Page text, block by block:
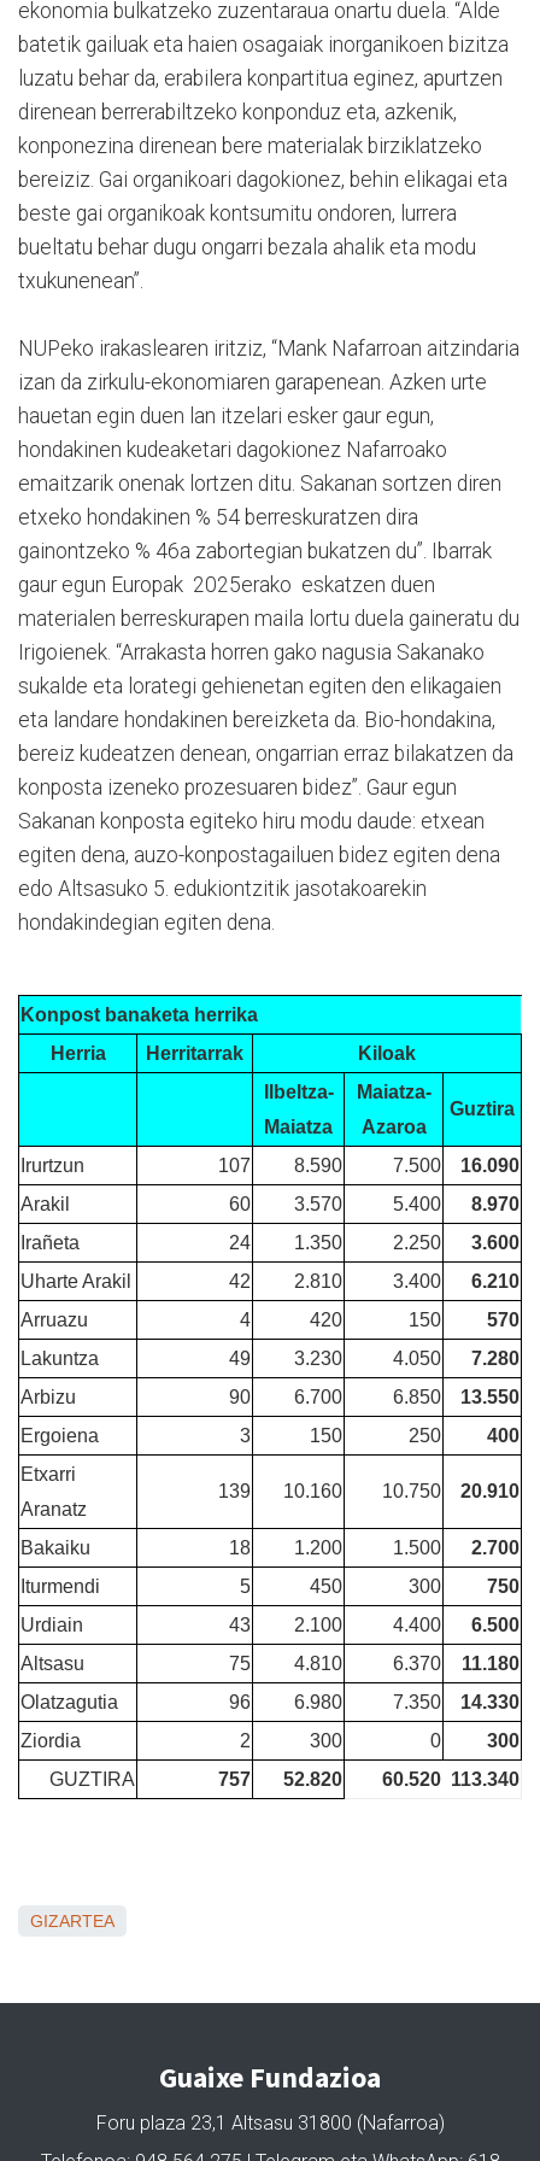
ekonomia bulkatzeko zuzentaraua onartu duela. “Alde
batetik gailuak eta haien osagaiak inorganikoen bizitza
luzatu behar da, erabilera konpartitua eginez, apurtzen
direnean berrerabiltzeko konponduz eta, azkenik,
konponezina direnean bere materialak birziklatzeko
bereiziz. Gai organikoari dagokionez, behin elikagai eta
beste gai organikoak kontsumitu ondoren, lurrera
bueltatu behar dugu ongarri bezala ahalik eta modu
txukunenean”.
NUPeko irakaslearen iritziz, “Mank Nafarroan aitzindaria
izan da zirkulu-ekonomiaren garapenean. Azken urte
hauetan egin duen lan itzelari esker gaur egun,
hondakinen kudeaketari dagokionez Nafarroako
emaitzarik onenak lortzen ditu. Sakanan sortzen diren
etxeko hondakinen % 54 berreskuratzen dira
gainontzeko % 46a zabortegian bukatzen du”. Ibarrak
gaur egun Europak 2025erako eskatzen duen
materialen berreskurapen maila lortu duela gaineratu du
Irigoienek. “Arrakasta horren gako nagusia Sakanako
sukalde eta lorategi gehienetan egiten den elikagaien
eta landare hondakinen bereizketa da. Bio-hondakina,
bereiz kudeatzen denean, ongarrian erraz bilakatzen da
konposta izeneko prozesuaren bidez”. Gaur egun
Sakanan konposta egiteko hiru modu daude: etxean
egiten dena, auzo-konpostagailuen bidez egiten dena
edo Altsasuko 5. edukiontzitik jasotakoarekin
hondakindegian egiten dena.
Konpost banaketa herrika
Herria
Herritarrak
Kiloak
Ilbeltza-
Maiatza
Maiatza-
Azaroa
Guztira
Irurtzun 107 8.590 7.500
16.090
Arakil
60 3.570 5.400
8.970
Irañeta
24 1.350 2.250
3.600
Uharte Arakil
42 2.810 3.400
6.210
Arruazu
4 420 150
570
Lakuntza
49 3.230 4.050
7.280
Arbizu
90 6.700 6.850
13.550
Ergoiena
3 150 250
400
Etxarri
Aranatz
139 10.160 10.750 20.910
Bakaiku 18 1.200 1.500
2.700
Iturmendi
5 450 300
750
Urdiain
43 2.100 4.400
6.500
Altsasu
75 4.810 6.370
11.180
Olatzagutia
96 6.980 7.350
14.330
Ziordia
2 300 0
300
GUZTIRA
757 52.820 60.520 113.340
GIZARTEA
Guaixe Fundazioa
Foru plaza 23,1 Altsasu 31800 (Nafarroa)